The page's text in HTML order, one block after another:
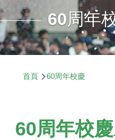
60周年
航
結
首頁 60周年校慶
60周年校